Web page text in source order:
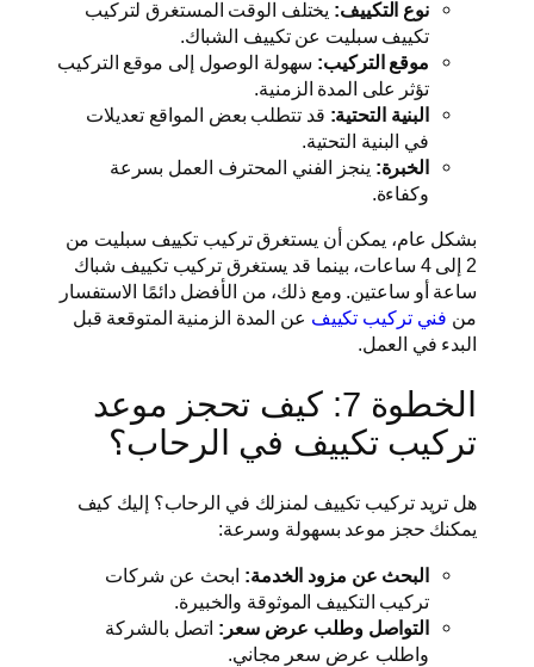
نوع التكييف: يختلف الوقت المستغرق لتركيب
تكييف سبليت عن تكييف الشباك.
موقع التركيب: سهولة الوصول إلى موقع التركيب
تؤثر على المدة الزمنية.
البنية التحتية: قد تتطلب بعض المواقع تعديلات
في البنية التحتية.
الخبرة: ينجز الفني المحترف العمل بسرعة
وكفاءة.
بشكل عام، يمكن أن يستغرق تركيب تكييف سبليت من
2 إلى 4 ساعات، بينما قد يستغرق تركيب تكييف شباك
ساعة أو ساعتين. ومع ذلك، من الأفضل دائمًا الاستفسار
من فني تركيب تكييف عن المدة الزمنية المتوقعة قبل
البدء في العمل.
الخطوة 7: كيف تحجز موعد
تركيب تكييف في الرحاب؟
هل تريد تركيب تكييف لمنزلك في الرحاب؟ إليك كيف
يمكنك حجز موعد بسهولة وسرعة:
البحث عن مزود الخدمة: ابحث عن شركات
تركيب التكييف الموثوقة والخبيرة.
التواصل وطلب عرض سعر: اتصل بالشركة
واطلب عرض سعر مجاني.